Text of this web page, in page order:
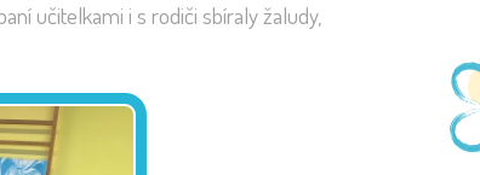
učitelkami i s rodiči sbíraly žaludy,